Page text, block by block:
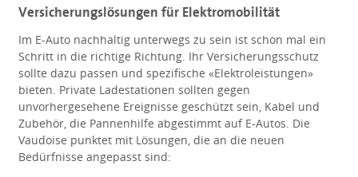
Versicherungslösungen für Elektromobilität
Im E-Auto nachhaltig unterwegs zu sein ist schon mal ein
Schritt in die richtige Richtung. Ihr Versicherungsschutz
sollte dazu passen und spezifische «Elektroleistungen»
bieten. Private Ladestationen sollten gegen
unvorhergesehene Ereignisse geschützt sein, Kabel und
Zubehör, die Pannenhilfe abgestimmt auf E-Autos. Die
Vaudoise punktet mit Lösungen, die an die neuen
Bedürfnisse angepasst sind: